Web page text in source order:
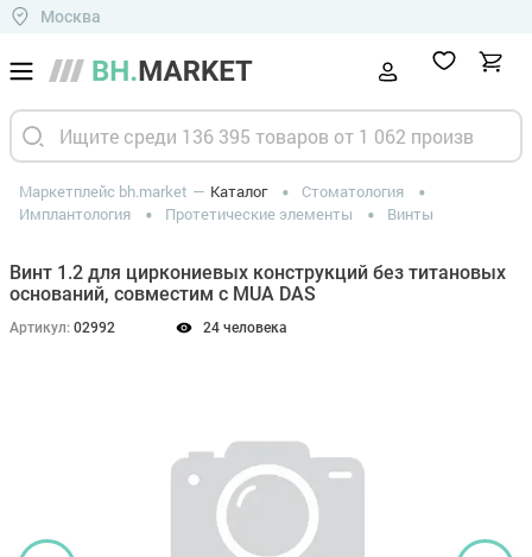
Москва
Маркетплейс bh.market Каталог
Стоматология
Имплантология
Протетические элементы Винты
Винт 1.2 для циркониевых конструкций без титановых
оснований, совместим с MUA DAS
Артикул: 02992 24 человека